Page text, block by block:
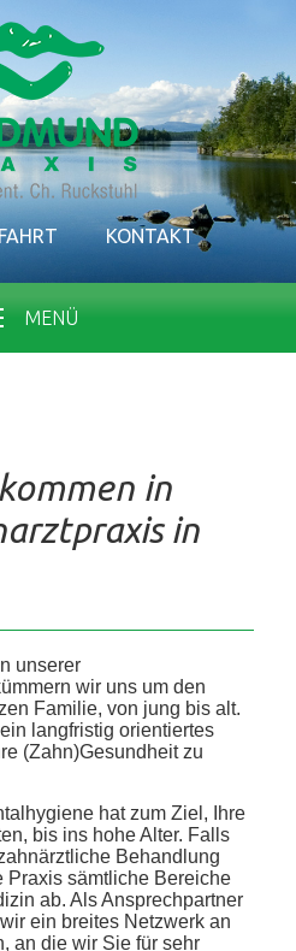
KONTAKT
MENÜ
in
in
unserer
wir uns um den
Familie, von jung bis alt.
langfristig orientiertes
(Zahn)Gesundheit zu
hat zum Ziel, Ihre
bis ins hohe Alter. Falls
Behandlung
Praxis sämtliche Bereiche
ab. Als Ansprechpartner
ein breites Netzwerk an
an die wir Sie für sehr